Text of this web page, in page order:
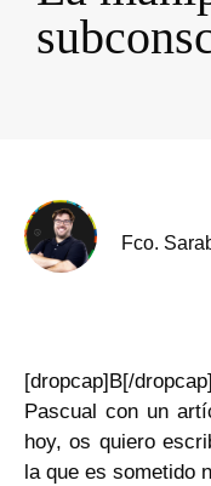
Fco.
[dropcap]B[/
Pascual con un
hoy, os quiero
la que es sometido